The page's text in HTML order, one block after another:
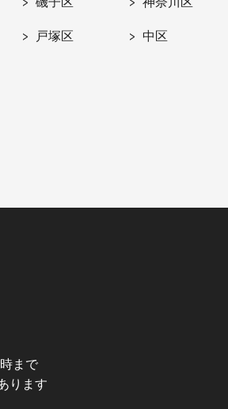
戸塚区 中区
まで
ります